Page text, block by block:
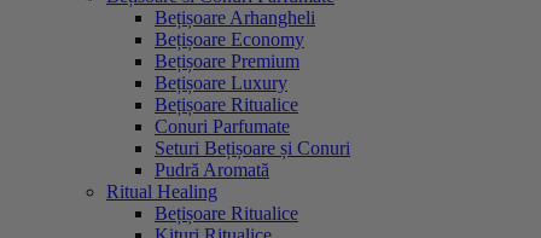
Bețișoare Arhangheli
Bețișoare Economy
Bețișoare Premium
Bețișoare Luxury
Bețișoare Ritualice
Conuri Parfumate
Seturi Bețișoare și Conuri
Pudră Aromată
Ritual Healing
Bețișoare Ritualice